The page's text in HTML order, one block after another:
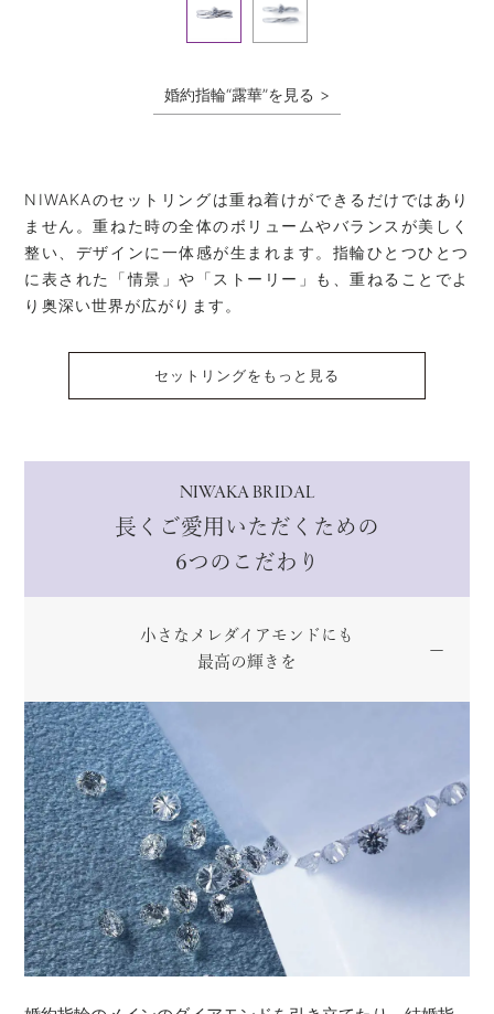
婚約指輪“露華”を見る
NIWAKAのセットリングは重ね着けができるだけではあり
ません。重ねた時の全体のボリュームやバランスが美しく
整い、デザインに一体感が生まれます。指輪ひとつひとつ
に表された「情景」や「ストーリー」も、重ねることでよ
り奥深い世界が広がります。
セットリングをもっと見る
NIWAKA BRIDAL
長くご愛用いただくための
6つのこだわり
小さなメレダイアモンドにも
最高の輝きを